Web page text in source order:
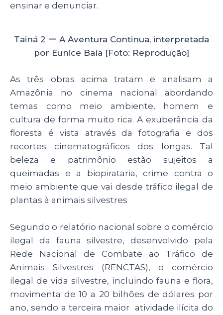
ensinar e denunciar.
Tainá 2 ー A Aventura Continua, interpretada
por Eunice Baía [Foto: Reprodução]
As três obras acima tratam e analisam a
Amazônia no cinema nacional abordando
temas como meio ambiente, homem e
cultura de forma muito rica. A exuberância da
floresta é vista através da fotografia e dos
recortes cinematográficos dos longas. Tal
beleza e patrimônio estão sujeitos a
queimadas e a biopirataria, crime contra o
meio ambiente que vai desde tráfico ilegal de
plantas à animais silvestres
Segundo o relatório nacional sobre o comércio
ilegal da fauna silvestre, desenvolvido pela
Rede Nacional de Combate ao Tráfico de
Animais Silvestres (RENCTAS), o comércio
ilegal de vida silvestre, incluindo fauna e flora,
movimenta de 10 a 20 bilhões de dólares por
ano, sendo a terceira maior atividade ilícita do